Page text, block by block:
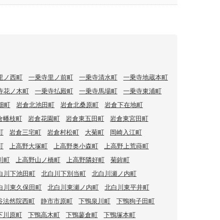
ノ西町 一乗寺里ノ前町 一乗寺清水町
一乗寺地蔵本町
花ノ木町 一乗寺払殿町 一乗寺馬場町
一乗寺東浦町
町 岩倉北池田町 岩倉北桑原町
岩倉下在地町
幡枝町 岩倉花園町 岩倉東五田町
岩倉東宮田町
岩倉三宅町 岩倉村松町 大菊町
岡崎入江町
上高野大塚町 上高野奥小森町
上高野上荒蒔町
町 上高野山ノ橋町 上高野隣好町
菊鉾町
川下池田町 北白川下別当町
北白川瀬ノ内町
川東久保田町 北白川東瀬ノ内町
北白川東平井町
法然院西町 静市市原町 下鴨泉川町
下鴨狗子田町
川原町 下鴨高木町 下鴨蓼倉町 下鴨塚本町